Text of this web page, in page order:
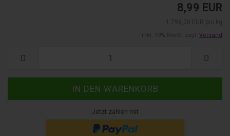
8,99 EUR
Versand
Jetzt zahlen mit